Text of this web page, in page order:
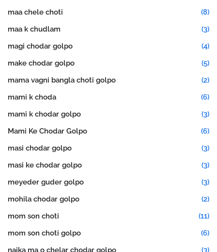
maa chele choti
(8)
maa k chudlam
(3)
magi chodar golpo
(4)
make chodar golpo
(5)
mama vagni bangla choti golpo
(2)
mami k choda
(6)
mami k chodar golpo
(3)
Mami Ke Chodar Golpo
(6)
masi chodar golpo
(3)
masi ke chodar golpo
(3)
meyeder guder golpo
(3)
mohila chodar golpo
(2)
mom son choti
(11)
mom son choti golpo
(6)
naika ma o chelar chodar golpo
(3)